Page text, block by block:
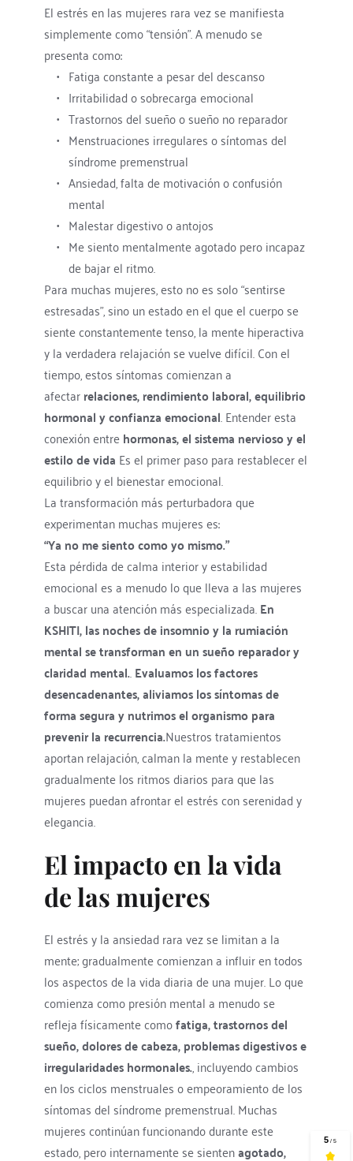
El estrés en las mujeres rara vez se manifiesta
simplemente como “tensión”. A menudo se
presenta como:
Fatiga constante a pesar del descanso
Irritabilidad o sobrecarga emocional
Trastornos del sueño o sueño no reparador
Menstruaciones irregulares o síntomas del
síndrome premenstrual
Ansiedad, falta de motivación o confusión
mental
Malestar digestivo o antojos
Me siento mentalmente agotado pero incapaz
de bajar el ritmo.
Para muchas mujeres, esto no es solo “sentirse
estresadas”, sino un estado en el que el cuerpo se
siente constantemente tenso, la mente hiperactiva
y la verdadera relajación se vuelve difícil. Con el
tiempo, estos síntomas comienzan a
afectar relaciones, rendimiento laboral, equilibrio
hormonal y confianza emocional. Entender esta
conexión entre hormonas, el sistema nervioso y el
estilo de vida Es el primer paso para restablecer el
equilibrio y el bienestar emocional.
La transformación más perturbadora que
experimentan muchas mujeres es:
“Ya no me siento como yo mismo.”
Esta pérdida de calma interior y estabilidad
emocional es a menudo lo que lleva a las mujeres
a buscar una atención más especializada. En
KSHITI, las noches de insomnio y la rumiación
mental se transforman en un sueño reparador y
claridad mental.. Evaluamos los factores
desencadenantes, aliviamos los síntomas de
forma segura y nutrimos el organismo para
prevenir la recurrencia.Nuestros tratamientos
aportan relajación, calman la mente y restablecen
gradualmente los ritmos diarios para que las
mujeres puedan afrontar el estrés con serenidad y
elegancia.
El impacto en la vida
de las mujeres
El estrés y la ansiedad rara vez se limitan a la
mente; gradualmente comienzan a influir en todos
los aspectos de la vida diaria de una mujer. Lo que
comienza como presión mental a menudo se
refleja físicamente como fatiga, trastornos del
sueño, dolores de cabeza, problemas digestivos e
irregularidades hormonales., incluyendo cambios
en los ciclos menstruales o empeoramiento de los
síntomas del síndrome premenstrual. Muchas
mujeres continúan funcionando durante este
estado, pero internamente se sienten agotado,